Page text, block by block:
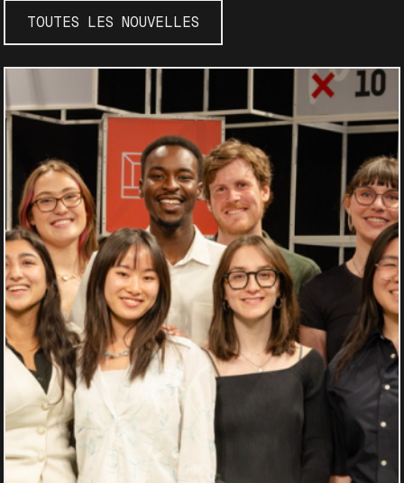
TOUTES LES NOUVELLES